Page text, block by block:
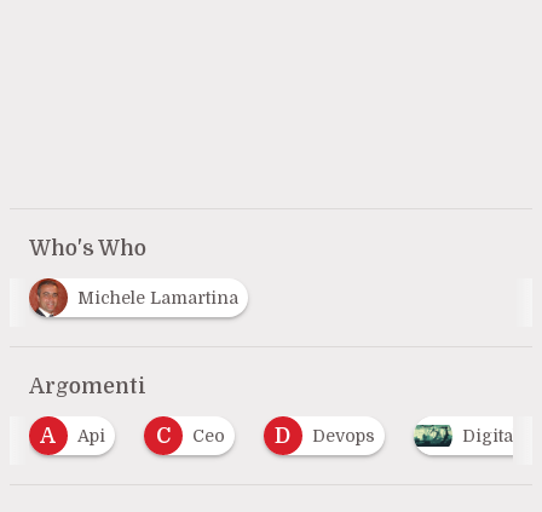
Who's Who
Michele Lamartina
Argomenti
C Ceo D Devops Digital